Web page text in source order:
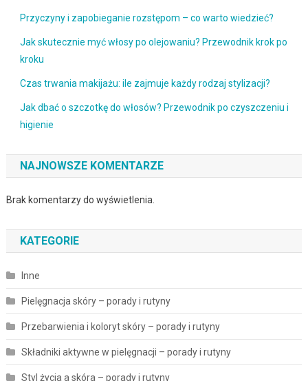
Przyczyny i zapobieganie rozstępom – co warto wiedzieć?
Jak skutecznie myć włosy po olejowaniu? Przewodnik krok po
kroku
Czas trwania makijażu: ile zajmuje każdy rodzaj stylizacji?
Jak dbać o szczotkę do włosów? Przewodnik po czyszczeniu i
higienie
NAJNOWSZE KOMENTARZE
Brak komentarzy do wyświetlenia.
KATEGORIE
Inne
Pielęgnacja skóry – porady i rutyny
Przebarwienia i koloryt skóry – porady i rutyny
Składniki aktywne w pielęgnacji – porady i rutyny
Styl życia a skóra – porady i rutyny